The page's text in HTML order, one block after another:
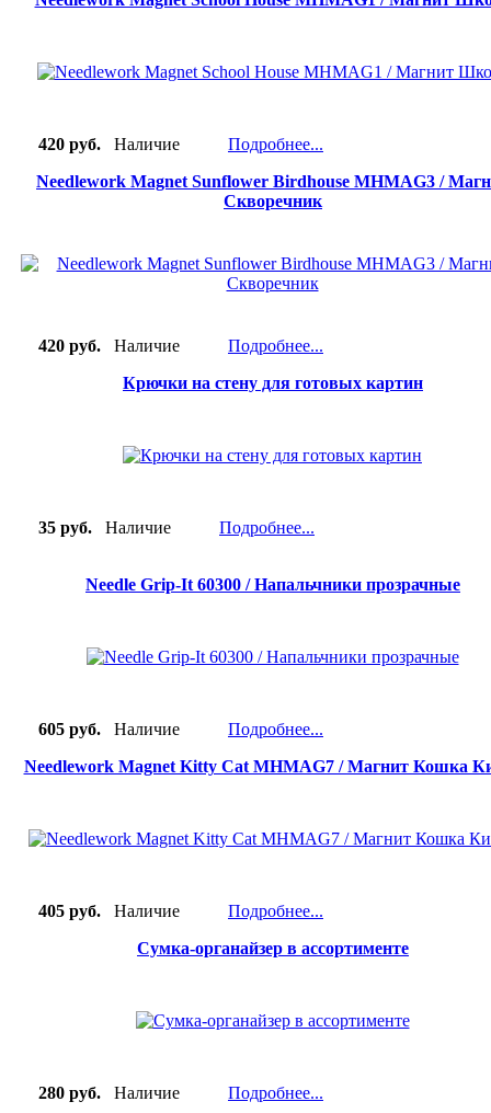
420 руб. Наличие
Подробнее...
Needlework Magnet Sunflower Birdhouse MHMAG3 /
Скворечник
420 руб. Наличие
Подробнее...
Крючки на стену для готовых картин
35 руб. Наличие Подробнее...
Needle Grip-It 60300 / Напальчники прозрачные
605 руб. Наличие
Подробнее...
Needlework Magnet Kitty Cat MHMAG7 / Магнит Кошка
405 руб. Наличие
Подробнее...
Сумка-органайзер в ассортименте
280 руб. Наличие
Подробнее...